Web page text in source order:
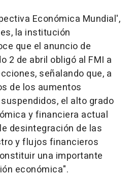
Económica Mundial',
la institución
que el anuncio de
2 de abril obligó al FMI a
señalando que, a
de los aumentos
el alto grado
y financiera actual
desintegración de las
y flujos financieros
una importante
económica".